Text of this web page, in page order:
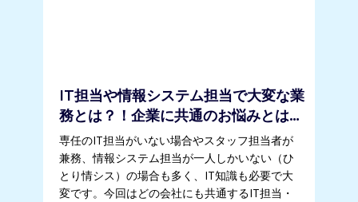
IT担当や情報システム担当で大変な業
務とは？！企業に共通のお悩みとは…
専任のIT担当がいない場合やスタッフ担当者が
兼務、情報システム担当が一人しかいない（ひ
とり情シス）の場合も多く、IT知識も必要で大
変です。今回はどの会社にも共通するIT担当・